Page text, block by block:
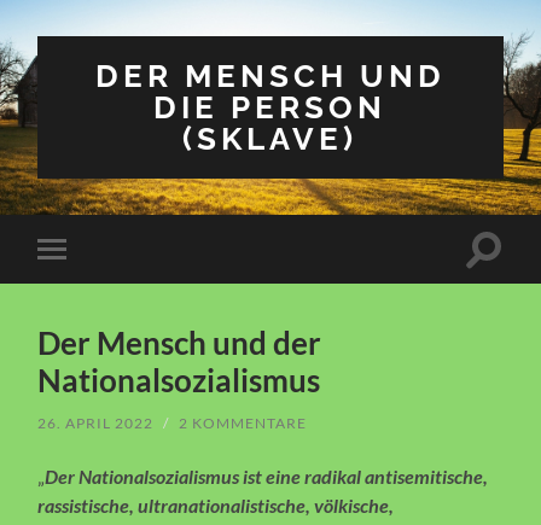
DER MENSCH UND
DIE PERSON
(SKLAVE)
Mobile-
Menü
Der Mensch und der
Nationalsozialismus
26. APRIL 2022 / 2 KOMMENTARE
Der Nationalsozialismus ist eine radikal antisemitische,
rassistische, ultranationalistische, völkische,